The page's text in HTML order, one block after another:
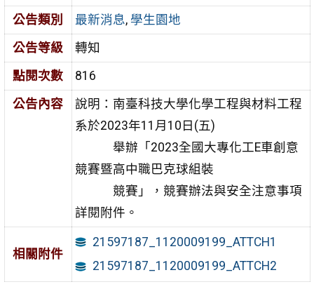
公告類別
最新消息, 學生園地
公告等級
轉知
點閱次數
816
公告內容
說明：南臺科技大學化學工程與材料工程
系於2023年11月10日(五)
舉辦「2023全國大專化工E車創意
競賽暨高中職巴克球組裝
競賽」，競賽辦法與安全注意事項
詳閱附件。
相關附件
21597187_1120009199_ATTCH1
21597187_1120009199_ATTCH2